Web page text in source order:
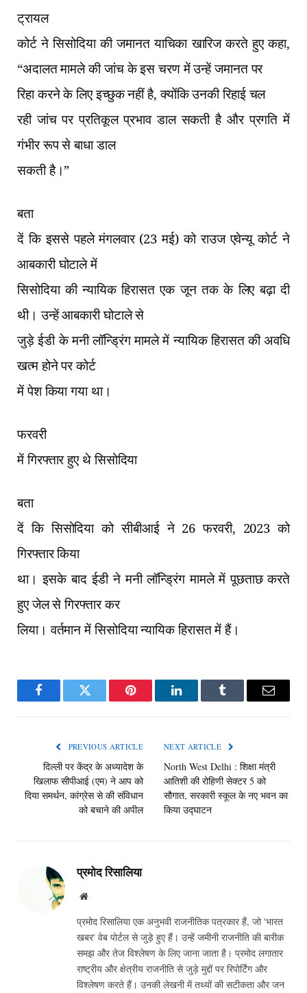
ट्रायल
कोर्ट ने सिसोदिया की जमानत याचिका खारिज करते हुए कहा,
“अदालत मामले की जांच के इस चरण में उन्हें जमानत पर
रिहा करने के लिए इच्छुक नहीं है,क्योंकि उनकी रिहाई चल
रही जांच पर प्रतिकूल प्रभाव डाल सकती है और प्रगति में
गंभीर रूप से बाधा डाल
सकती है।”
बता
दें कि इससे पहले मंगलवार (23 मई) को राउज एवेन्यू कोर्ट ने
आबकारी घोटाले में
सिसोदिया की न्यायिक हिरासत एक जून तक के लिए बढ़ा दी
थी। उन्हें आबकारी घोटाले से
जुड़े ईडी के मनी लॉन्ड्रिंग मामले में न्यायिक हिरासत की अवधि
खत्म होने पर कोर्ट
में पेश किया गया था।
फरवरी
में गिरफ्तार हुए थे सिसोदिया
बता
दें कि सिसोदिया को सीबीआई ने 26 फरवरी, 2023 को
गिरफ्तार किया
था। इसके बाद ईडी ने मनी लॉन्ड्रिंग मामले में पूछताछ करते
हुए जेल से गिरफ्तार कर
लिया। वर्तमान में सिसोदिया न्यायिक हिरासत में हैं।
FacebookTwitter Pinterest LinkedInTumblr Email
PREVIOUS ARTICLE
दिल्ली पर केंद्र के अध्यादेश के
खिलाफ सीपीआई (एम) ने आप को
दिया समर्थन, कांग्रेस से की संविधान
को बचाने की अपील
NEXT ARTICLE
North West Delhi : शिक्षा मंत्री
आतिशी की रोहिणी सेक्टर 5 को
सौगात, सरकारी स्कूल के नए भवन का
किया उद्घाटन
प्रमोद रिसालिया
Website
प्रमोद रिसालिया एक अनुभवी राजनीतिक पत्रकार हैं, जो 'भारत
खबर' वेब पोर्टल से जुड़े हुए हैं। उन्हें जमीनी राजनीति की बारीक
समझ और तेज विश्लेषण के लिए जाना जाता है। प्रमोद लगातार
राष्ट्रीय और क्षेत्रीय राजनीति से जुड़े मुद्दों पर रिपोर्टिंग और
विश्लेषण करते हैं। उनकी लेखनी में तथ्यों की सटीकता और जन